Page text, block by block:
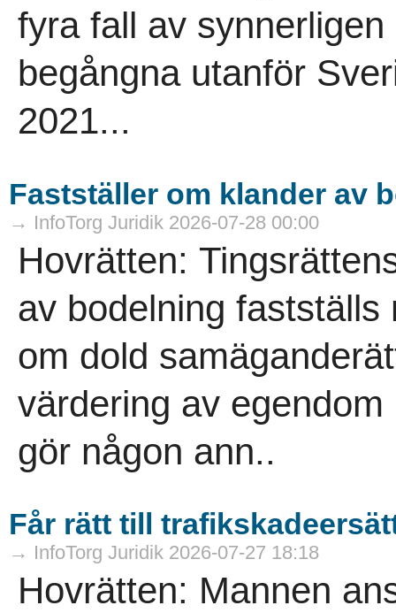
fyra fall av
begångna utanför
2021...
Fastställer om klander av
→ InfoTorg Juridik 2026-07-28 00:00
Hovrätten:
av bodelning
om dold
värdering av
gör någon ann..
Får rätt till
→ InfoTorg Juridik 2026-07-27 18:18
Hovrätten: Mannen